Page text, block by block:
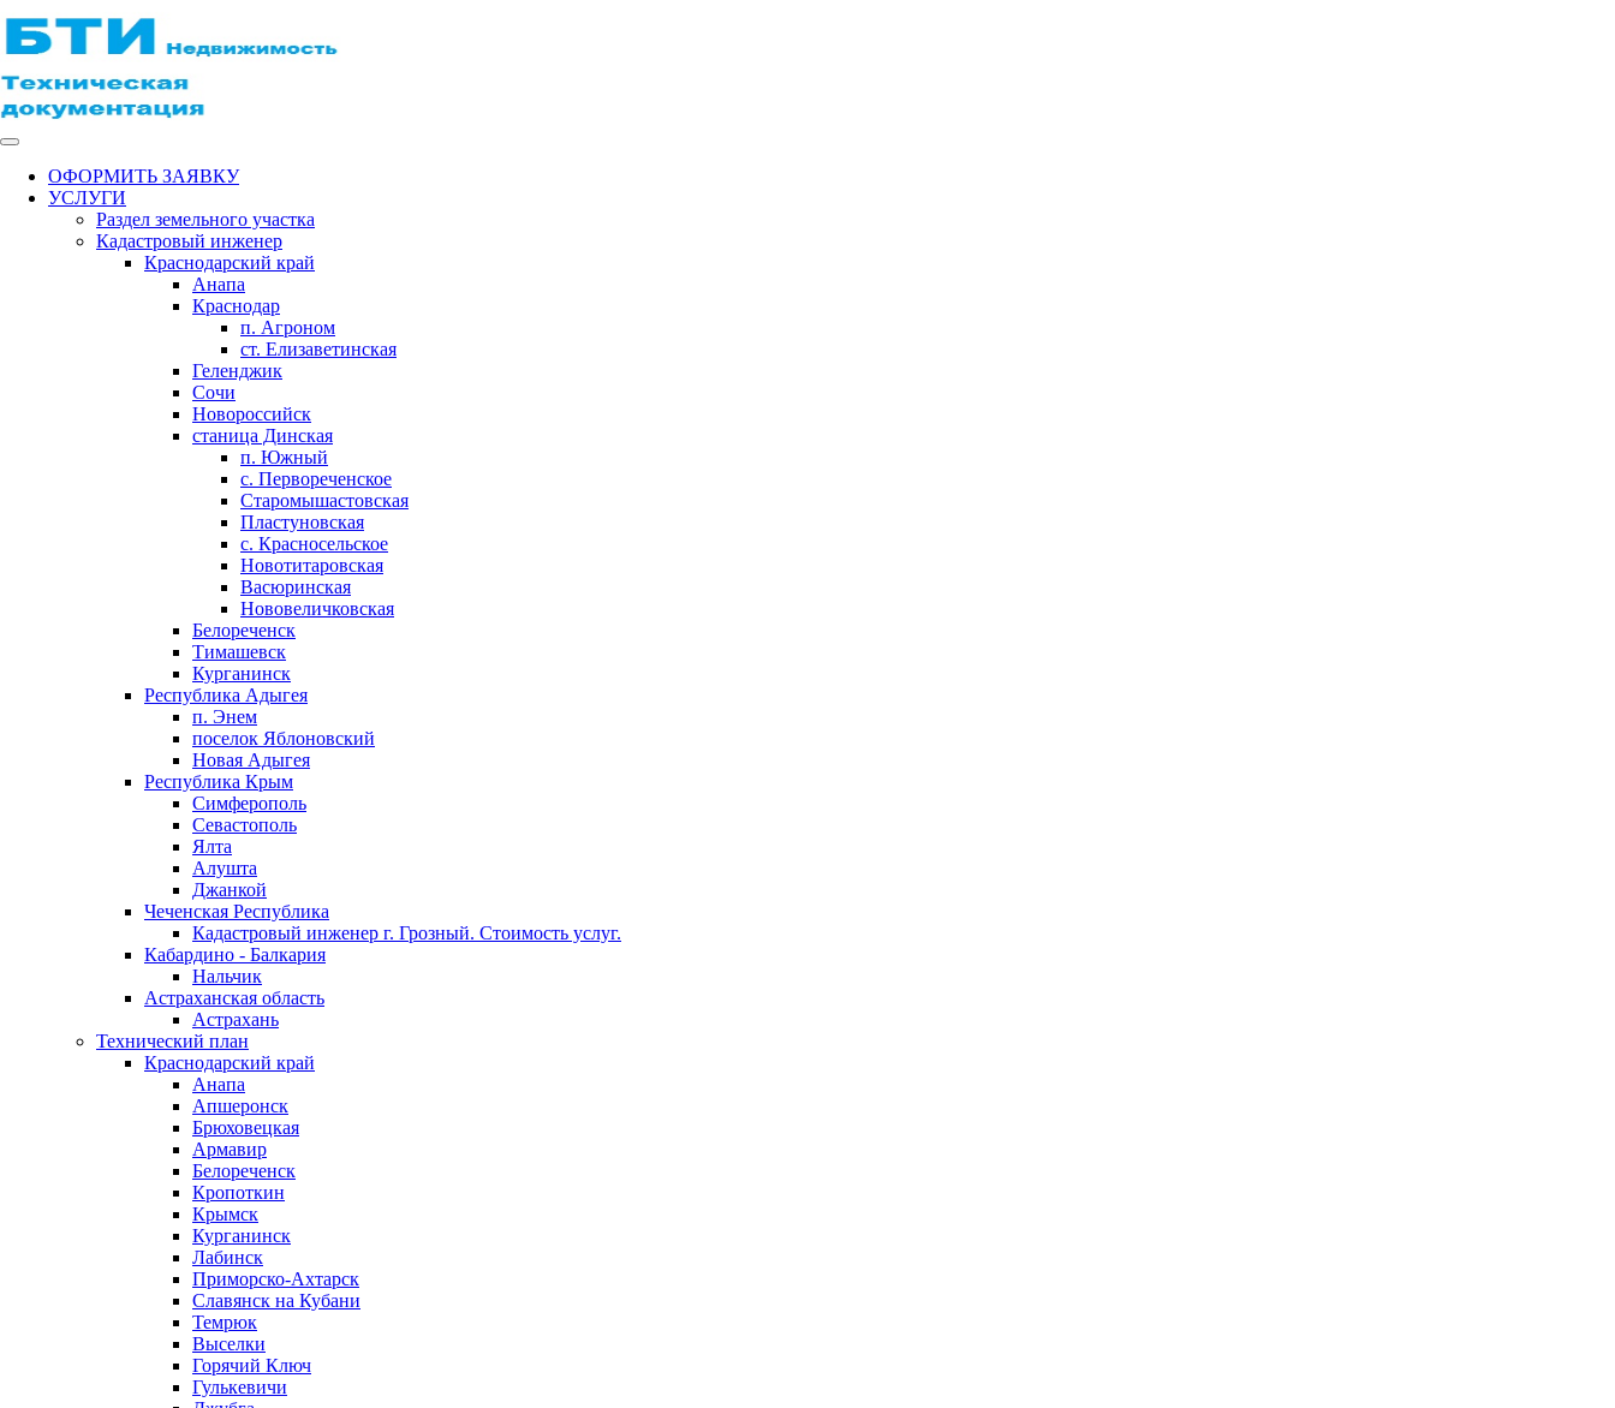
ОФОРМИТЬ ЗАЯВКУ
УСЛУГИ
Раздел земельного участка
Кадастровый инженер
Краснодарский край
Анапа
Краснодар
п. Агроном
ст. Елизаветинская
Геленджик
Сочи
Новороссийск
станица Динская
п. Южный
с. Первореченское
Старомышастовская
Пластуновская
с. Красносельское
Новотитаровская
Васюринская
Нововеличковская
Белореченск
Тимашевск
Курганинск
Республика Адыгея
п. Энем
поселок Яблоновский
Новая Адыгея
Республика Крым
Симферополь
Севастополь
Ялта
Алушта
Джанкой
Чеченская Республика
Кадастровый инженер г. Грозный. Стоимость услуг.
Кабардино - Балкария
Нальчик
Астраханская область
Астрахань
Технический план
Краснодарский край
Анапа
Апшеронск
Брюховецкая
Армавир
Белореченск
Кропоткин
Крымск
Курганинск
Лабинск
Приморско-Ахтарск
Славянск на Кубани
Темрюк
Выселки
Горячий Ключ
Гулькевичи